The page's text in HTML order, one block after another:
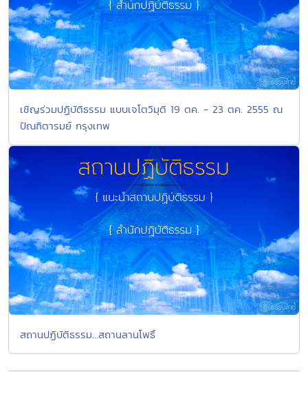
เชิญร่วมปฏิบัติธรรม แบบเจโตวิมุติ 19 ตค. - 23 ตค. 2555 ณ
ปัณฑิตารมย์ กรุงเทพ
สถานปฏิบัติธรรม...สถานลานโพธิ์